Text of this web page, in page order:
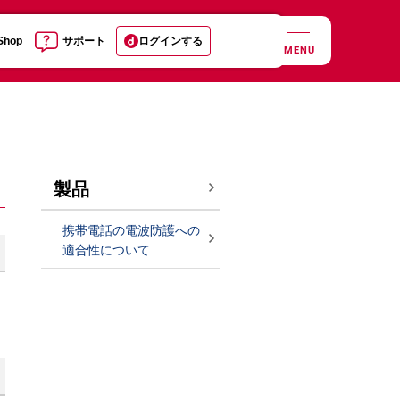
サポート ログインする
MENU
製品
携帯電話の電波防護への
適合性について